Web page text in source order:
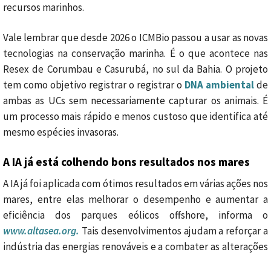
recursos marinhos.
Vale lembrar que desde 2026 o ICMBio passou a usar as novas
tecnologias na conservação marinha. É o que acontece nas
Resex de Corumbau e Casurubá, no sul da Bahia. O projeto
tem como objetivo registrar o registrar o DNA ambientalde
ambas as UCs sem necessariamente capturar os animais. É
um processo mais rápido e menos custoso que identifica até
mesmo espécies invasoras.
A IA já está colhendo bons resultados nos mares
A IA já foi aplicada com ótimos resultados em várias ações nos
mares, entre elas melhorar o desempenho e aumentar a
eficiência dos parques eólicos offshore, informa o
www.altasea.org. Tais desenvolvimentos ajudam a reforçar a
indústria das energias renováveis ​​e a combater as alterações